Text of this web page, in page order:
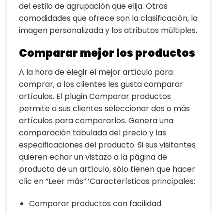
del estilo de agrupación que elija. Otras
comodidades que ofrece son la clasificación, la
imagen personalizada y los atributos múltiples.
Comparar mejor los productos
A la hora de elegir el mejor artículo para
comprar, a los clientes les gusta comparar
artículos. El plugin Comparar productos
permite a sus clientes seleccionar dos o más
artículos para compararlos. Genera una
comparación tabulada del precio y las
especificaciones del producto. Si sus visitantes
quieren echar un vistazo a la página de
producto de un artículo, sólo tienen que hacer
clic en “Leer más”.’Características principales:
Comparar productos con facilidad